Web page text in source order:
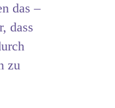
das –
dass
zu